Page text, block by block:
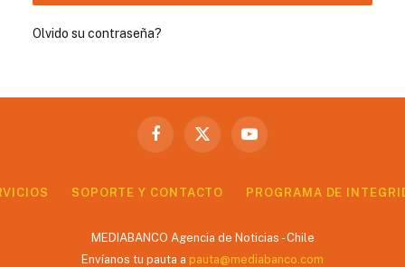
Olvido su contraseña?
Facebook
X
YouTube
SOPORTE Y CONTACTO PROGRAMA DE
MEDIABANCO Agencia de Noticias - Chile
Envíanos tu pauta a pauta@mediabanco.com